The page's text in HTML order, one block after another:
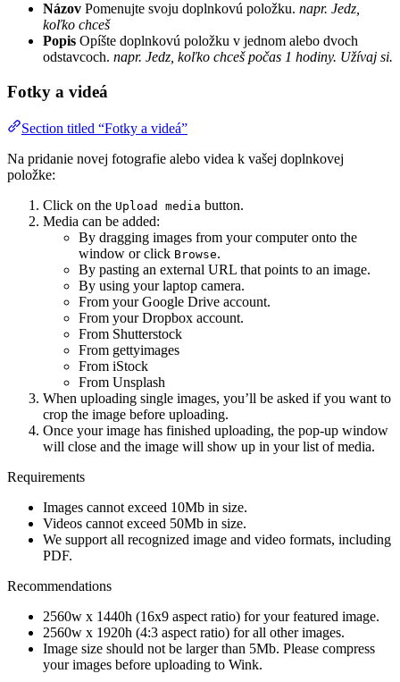
Názov Pomenujte svoju doplnkovú položku. napr. Jedz,
koľko chceš
Popis Opíšte doplnkovú položku v jednom alebo dvoch
odstavcoch. napr. Jedz, koľko chceš počas 1 hodiny. Užívaj si.
Fotky a videá
Section titled “Fotky a videá”
Na pridanie novej fotografie alebo videa k vašej doplnkovej
položke:
Click on the Upload media button.
Media can be added:
By dragging images from your computer onto the
window or click Browse.
By pasting an external URL that points to an image.
By using your laptop camera.
From your Google Drive account.
From your Dropbox account.
From Shutterstock
From gettyimages
From iStock
From Unsplash
When uploading single images, you’ll be asked if you want to
crop the image before uploading.
Once your image has finished uploading, the pop-up window
will close and the image will show up in your list of media.
Requirements
Images cannot exceed 10Mb in size.
Videos cannot exceed 50Mb in size.
We support all recognized image and video formats, including
PDF.
Recommendations
2560w x 1440h (16x9 aspect ratio) for your featured image.
2560w x 1920h (4:3 aspect ratio) for all other images.
Image size should not be larger than 5Mb. Please compress
your images before uploading to Wink.